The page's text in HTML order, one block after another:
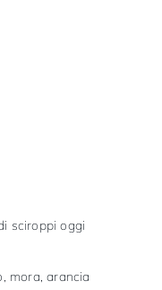
sciroppi oggi
mora, arancia